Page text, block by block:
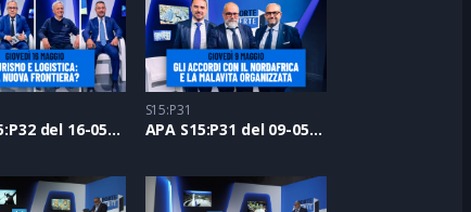
APA S15:P32 del 16-05-2024
S15:P31
APA S15:P31 del 09-05-2024